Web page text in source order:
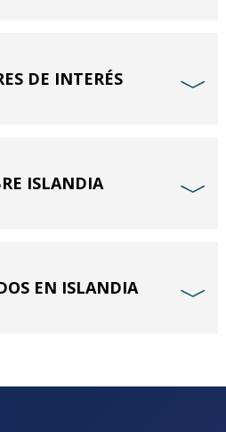
DE INTERÉS ﹀
ISLANDIA ﹀
EN ISLANDIA ﹀